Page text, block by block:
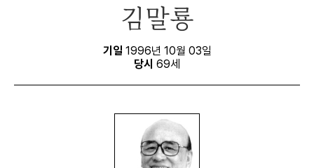
김말룡
기일 1996년 10월 03일
당시 69세